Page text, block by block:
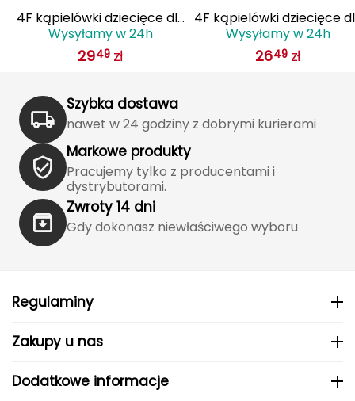
HMS PREMIUM
Hoka
Hydrapak
Hydro Flask
INNY
Icebreaker
Icestorm
4F kąpielówki dziecięce dla
chłopca
4FJWSS25USWTM036
Wysyłamy w 24h
2949 zł
4F kąpielówki dziecięce dla
chłopca
4FJWSS25USWTM036
Wysyłamy w 24h
2649 zł
Szybka dostawa
nawet w 24 godziny z dobrymi kurierami
Markowe produkty
Pracujemy tylko z producentami i
dystrybutorami.
Zwroty 14 dni
Gdy dokonasz niewłaściwego wyboru
Regulaminy
Zakupy u nas
Dodatkowe informacje